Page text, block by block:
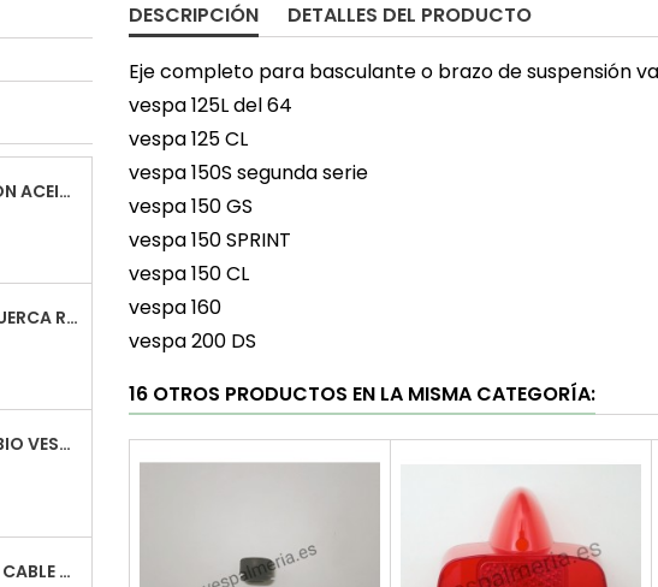
JUNTA TAPÓN ACEITE VESPA
PASADOR TUERCA RUEDA VESPA
CABLE CAMBIO VESPA
PRISIONERO CABLE CAMBIO VESPA
DESCRIPCIÓN DETALLES DEL PRODUCTO
Eje completo para basculante o brazo de suspensión
vespa 125L del 64
vespa 125 CL
vespa 150S segunda serie
vespa 150 GS
vespa 150 SPRINT
vespa 150 CL
vespa 160
vespa 200 DS
16 OTROS PRODUCTOS EN LA MISMA CATEGORÍA: